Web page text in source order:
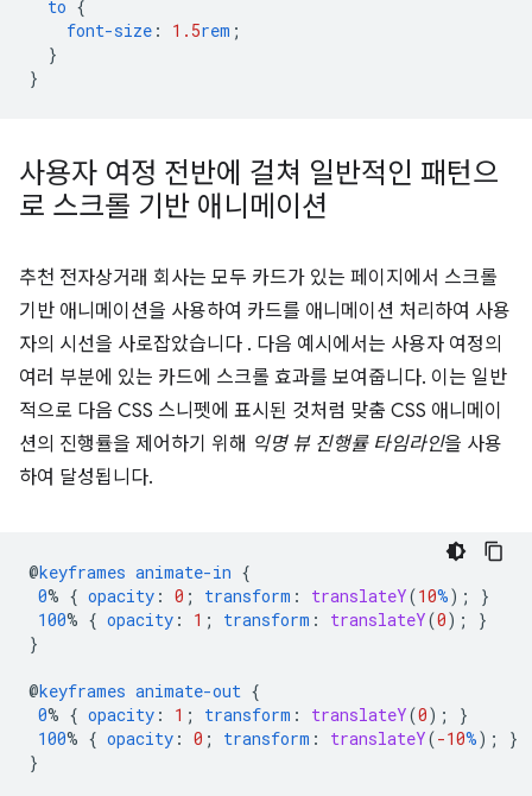
to {
font-size : 1.5rem ;
}
}
사용자 여정 전반에 걸쳐 일반적인 패턴으
로 스크롤 기반 애니메이션
추천 전자상거래 회사는 모두 카드가 있는 페이지에서 스크롤
기반 애니메이션을 사용하여 카드를 애니메이션 처리하여 사용
자의 시선을 사로잡았습니다 . 다음 예시에서는 사용자 여정의
여러 부분에 있는 카드에 스크롤 효과를 보여줍니다. 이는 일반
적으로 다음 CSS 스니펫에 표시된 것처럼 맞춤 CSS 애니메이
션의 진행률을 제어하기 위해 익명 뷰 진행률 타임라인을 사용
하여 달성됩니다.
@keyframes animate-in {
0% { opacity : 0 ; transform : translateY(10%);
}
100% { opacity : 1 ; transform : translateY(0);
}
}
@keyframes animate-out {
0% { opacity : 1 ; transform : translateY(0);
}
100% { opacity : 0 ; transform : translateY(-10%);
}
}